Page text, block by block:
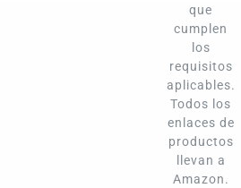
que
cumplen
los
requisitos
aplicables.
Todos los
enlaces de
productos
llevan a
Amazon.